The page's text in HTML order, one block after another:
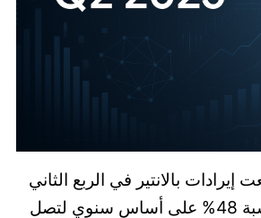
إيرادات بالانتير في الربع الثاني
من عام 2025 بنسبة 48% على أساس سنوي لتصل